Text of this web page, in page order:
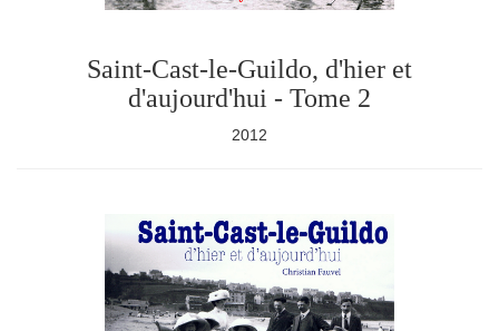
Saint-Cast-le-Guildo, d'hier et
d'aujourd'hui - Tome 2
2012